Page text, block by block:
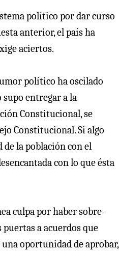
político por dar curso
anterior, el país ha
aciertos.
político ha oscilado
entregar a la
Constitucional, se
Constitucional. Si algo
la población con el
con lo que ésta
culpa por haber sobre-
a acuerdos que
oportunidad de aprobar,